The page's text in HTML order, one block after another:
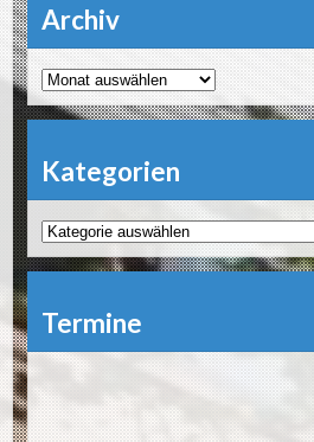
Archiv
Archiv
Kategorien
Kategorien
Termine